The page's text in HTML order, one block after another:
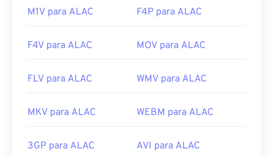
M1V para ALAC F4P para ALAC
F4V para ALAC MOV para ALAC
FLV para ALAC WMV para ALAC
MKV para ALAC WEBM para ALAC
3GP para ALAC AVI para ALAC